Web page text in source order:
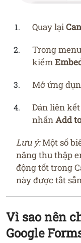
Quay lại
Trong
kiếm
Mở ứng
Dán liên
nhấnAdd
Lưu ý:Một số
năng thu thập
động tốt trong
này được tắt
Vì sao nên
Google